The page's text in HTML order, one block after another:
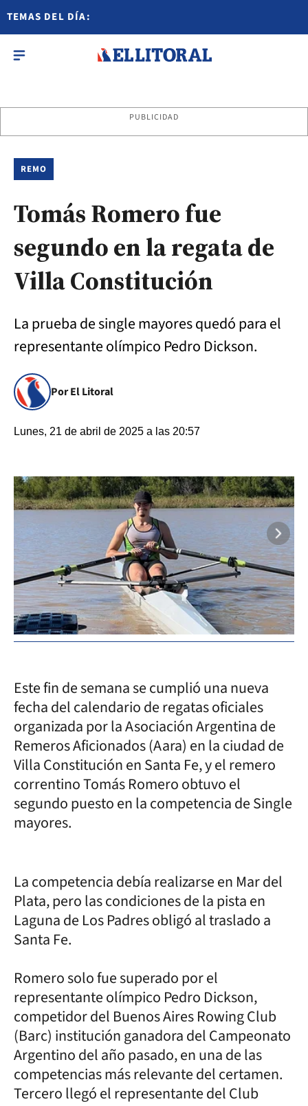
TEMAS DEL DÍA:
PUBLICIDAD
REMO
Tomás Romero fue
segundo en la regata de
Villa Constitución
La prueba de single mayores quedó para el
representante olímpico Pedro Dickson.
Por El Litoral
Lunes, 21 de abril de 2025 a las 20:57
Este fin de semana se cumplió una nueva
fecha del calendario de regatas oficiales
organizada por la Asociación Argentina de
Remeros Aficionados (Aara) en la ciudad de
Villa Constitución en Santa Fe, y el remero
correntino Tomás Romero obtuvo el
segundo puesto en la competencia de Single
mayores.
La competencia debía realizarse en Mar del
Plata, pero las condiciones de la pista en
Laguna de Los Padres obligó al traslado a
Santa Fe.
Romero solo fue superado por el
representante olímpico Pedro Dickson,
competidor del Buenos Aires Rowing Club
(Barc) institución ganadora del Campeonato
Argentino del año pasado, en una de las
competencias más relevante del certamen.
Tercero llegó el representante del Club